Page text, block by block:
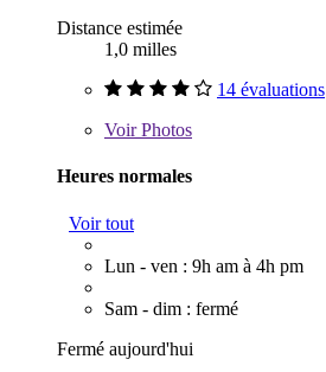
Distance estimée
1,0 milles
14 évaluations
VoirPhotos
Heures normales
Voir tout
Lun - ven : 9h am à 4h pm
Sam - dim : fermé
Fermé aujourd'hui